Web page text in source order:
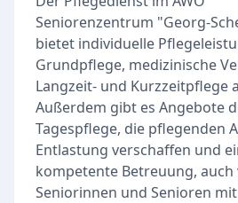
Seniorenzentrum "Georg-
bietet individuelle
Grundpflege, medizinische
Langzeit- und Kurzzeitpflege
Außerdem gibt es Angebote
Tagespflege, die pflegenden
Entlastung verschaffen und
kompetente Betreuung, auch
Seniorinnen und Senioren